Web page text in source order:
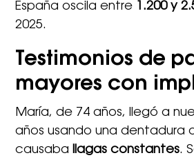
España oscila entre 1.200 y
2025.
Testimonios de
mayores con
María, de 74 años, llegó a
años usando una dentadura
causaballagas constantes.